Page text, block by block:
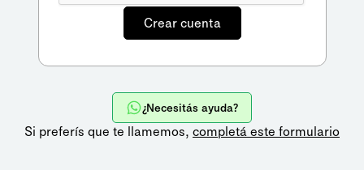
¿Necesitás ayuda?
Si preferís que te llamemos, completá este formulario